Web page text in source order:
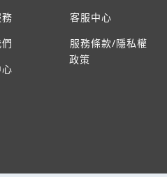
客服中心
服務條款/隱私權
政策